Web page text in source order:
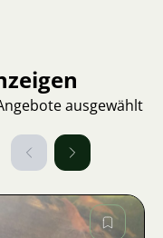
ausgewählt